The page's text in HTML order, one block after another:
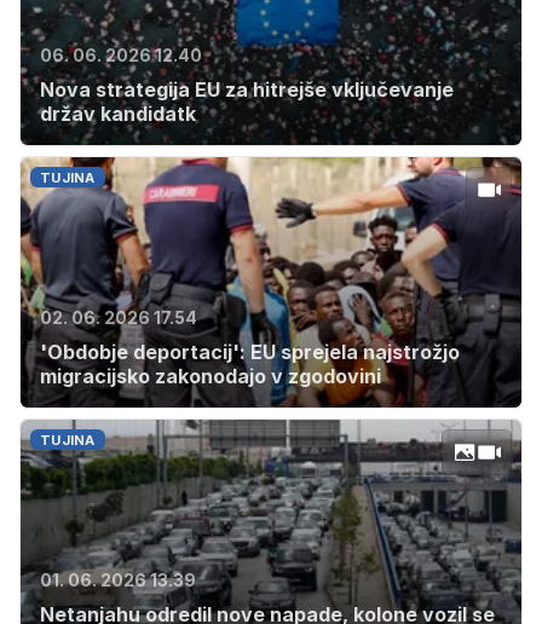
06. 06. 2026 12.40
Nova strategija EU za hitrejše vključevanje
držav kandidatk
TUJINA
02. 06. 2026 17.54
'Obdobje deportacij': EU sprejela najstrožjo
migracijsko zakonodajo v zgodovini
TUJINA
01. 06. 2026 13.39
Netanjahu odredil nove napade, kolone vozil se